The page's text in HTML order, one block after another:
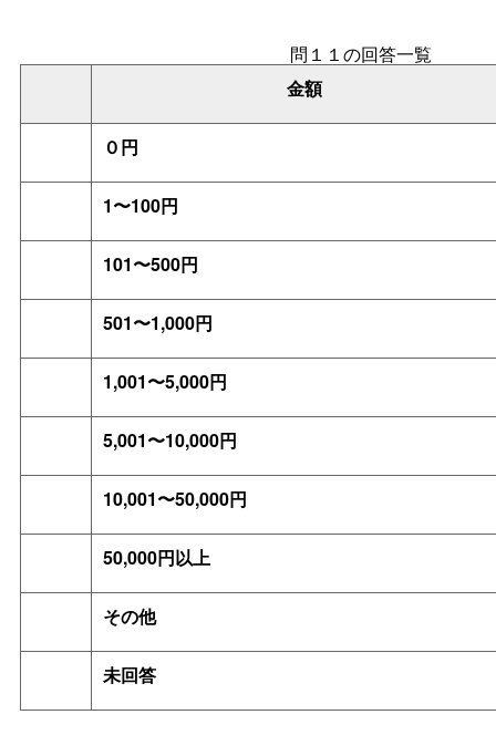
金額
問１１の回答一覧
０円
1〜100円
101〜500円
501〜1,000円
1,001〜5,000円
5,001〜10,000円
10,001〜50,000円
50,000円以上
その他
未回答